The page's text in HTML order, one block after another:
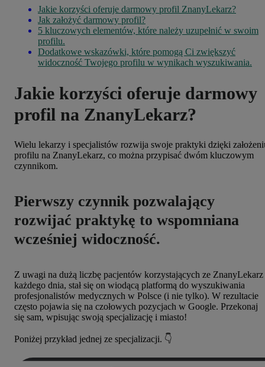
Jakie korzyści oferuje darmowy profil ZnanyLekarz?
Jak założyć darmowy profil?
5 kluczowych elementów, które należy uzupełnić w swoim
profilu.
Dodatkowe wskazówki, które pomogą Ci zwiększyć
widoczność Twojego profilu w wynikach wyszukiwania.
Jakie korzyści oferuje darmowy
profil na ZnanyLekarz?
Wielu lekarzy i specjalistów rozwija swoje praktyki dzięki
profilu na ZnanyLekarz, co można przypisać dwóm kluczowym
czynnikom.
Pierwszy czynnik pozwalający
rozwijać praktykę to wspomniana
wcześniej widoczność.
Z uwagi na dużą liczbę pacjentów korzystających ze ZnanyLekarz
każdego dnia, stał się on wiodącą platformą do wyszukiwania
profesjonalistów medycznych w Polsce (i nie tylko). W rezultacie
często pojawia się na czołowych pozycjach w Google. Przekonaj
się sam, wpisując swoją specjalizację i miasto!
Poniżej przykład jednej ze specjalizacji. 👇